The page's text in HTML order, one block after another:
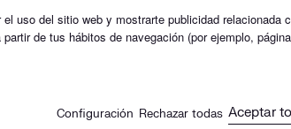
uso del sitio web y mostrarte publicidad relacionada
de tus hábitos de navegación (por ejemplo,
Configuración Aceptar
Rechazar todas
Aviso Legal Política de Calidad